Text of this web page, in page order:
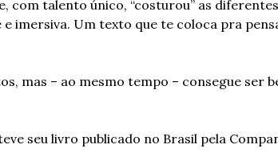
com talento único, “costurou” as
imersiva. Um texto que te coloca pra
mas – ao mesmo tempo – consegue ser
seu livro publicado no Brasil pela